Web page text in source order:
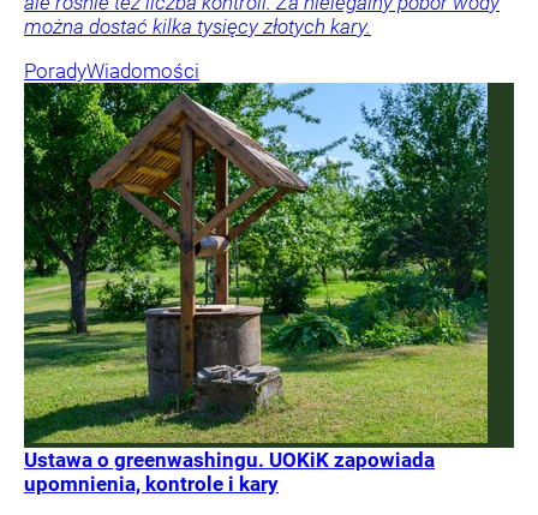
można dostać kilka tysięcy złotych kary.
PoradyWiadomości
Ustawa o greenwashingu. UOKiK zapowiada
upomnienia, kontrole i kary